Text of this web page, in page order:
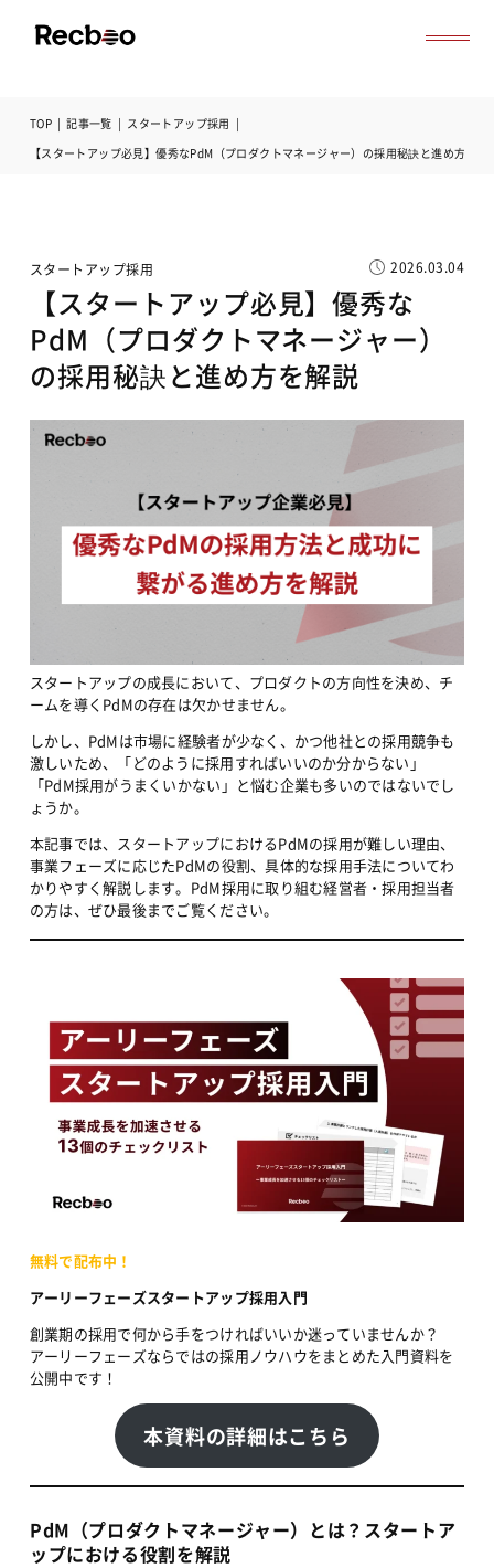
導入事例
サービス資料ダウンロード
TOP | 記事一覧 | スタートアップ採用 |
【スタートアップ必見】優秀なPdM（プロダクトマネージャー）の採用秘訣と進め方を解
スタートアップ採用 2026.03.04
【スタートアップ必見】優秀な
PdM（プロダクトマネージャー）
の採用秘訣と進め方を解説
スタートアップの成長において、プロダクトの方向性を決め、チ
ームを導くPdMの存在は欠かせません。
しかし、PdMは市場に経験者が少なく、かつ他社との採用競争も
激しいため、「どのように採用すればいいのか分からない」
「PdM採用がうまくいかない」と悩む企業も多いのではないでし
ょうか。
本記事では、スタートアップにおけるPdMの採用が難しい理由、
事業フェーズに応じたPdMの役割、具体的な採用手法についてわ
かりやすく解説します。PdM採用に取り組む経営者・採用担当者
の方は、ぜひ最後までご覧ください。
無料で配布中！
アーリーフェーズスタートアップ採用入門
創業期の採用で何から手をつければいいか迷っていませんか？
アーリーフェーズならではの採用ノウハウをまとめた入門資料を
公開中です！
本資料の詳細はこちら
PdM（プロダクトマネージャー）とは？スタートア
ップにおける役割を解説